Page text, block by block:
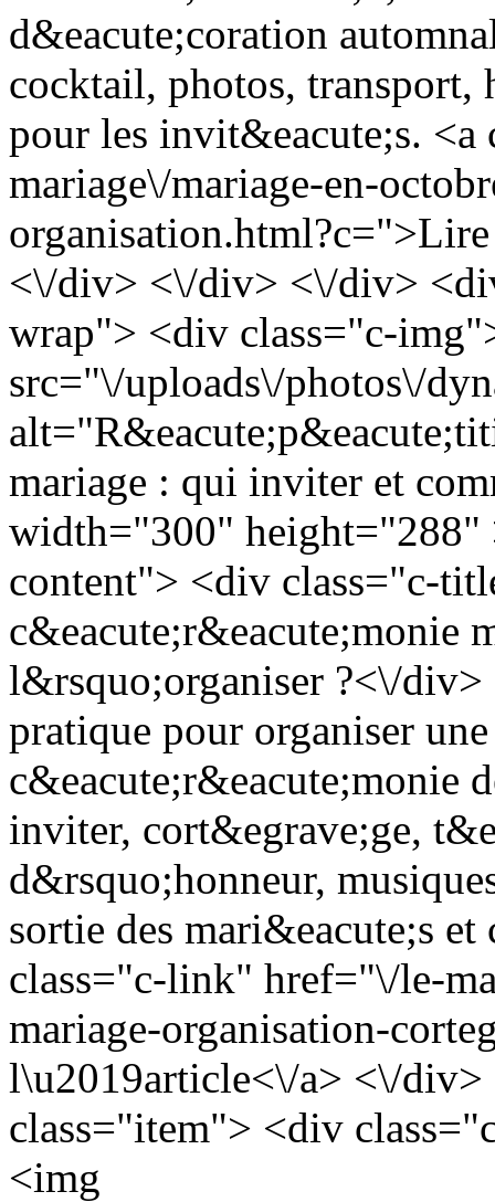
d&eacute;coration
cocktail, photos, transport,
pour les invit&eacute;s.
mariage\/mariage-en-
<\/div> <\/div> <\/div>
wrap"> <div class="c-
src="\/uploads\/photos\/
mariage : qui inviter et
width="300"
content"> <div class="c-
c&eacute;r&eacute;monie
l&rsquo;organiser ?<\/
pratique pour organiser
c&eacute;r&eacute;monie
inviter, cort&egrave;ge,
d&rsquo;honneur,
sortie des mari&eacute;s
class="c-link" href="\/le-
mariage-organisation-
l\u2019article<\/a> <\/
class="item"> <div
<img